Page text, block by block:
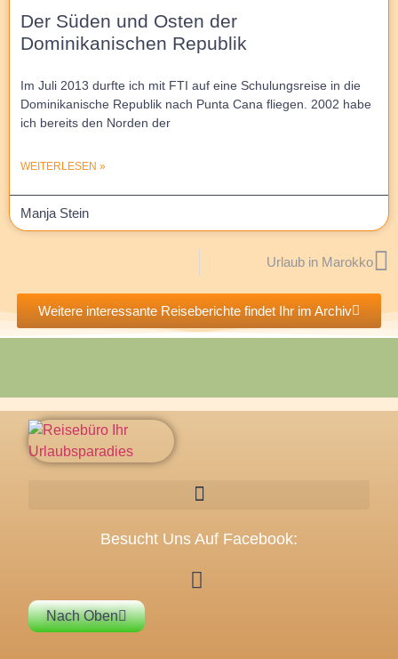
Der Süden und Osten der
Dominikanischen Republik
Im Juli 2013 durfte ich mit FTI auf eine Schulungsreise in die
Dominikanische Republik nach Punta Cana fliegen. 2002 habe
ich bereits den Norden der
WEITERLESEN »
Manja Stein
Urlaub in Marokko
Weitere interessante Reiseberichte findet Ihr im Archiv
Besucht Uns Auf Facebook:
Nach Oben